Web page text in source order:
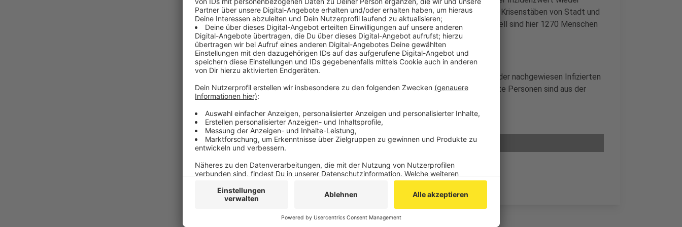
angestiegen. Er liegt jetzt bei 113. Das ist ein Anstieg von 11. Die Krisenstäben von Stadt und
Städtregion Aachen melden am Freitag 119 Neuinfektionen. Aktuell sind hier 1270 Menschen
infiziert, 143 mehr als Donnerstag.
Die Zahl der Todesfälle liegt bei 497.
Seit Beginn der Zählung Ende Februar 2020 steigt damit die Zahl der nachgewiesen Infizierten
auf 20.571. 18.804 ehemals positiv auf das Corona-Virus getestete Personen sind aus der
Anzeige
©StädteRegion Aachen